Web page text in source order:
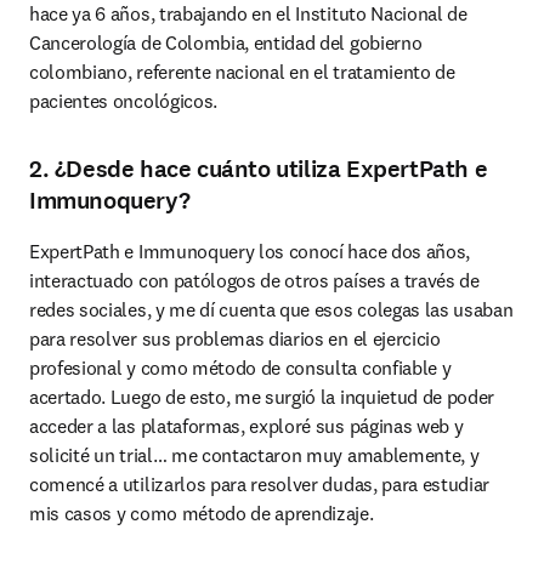
hace ya 6 años, trabajando en el Instituto Nacional de
Cancerología de Colombia, entidad del gobierno
colombiano, referente nacional en el tratamiento de
pacientes oncológicos.
2. ¿Desde hace cuánto utiliza ExpertPath e
Immunoquery?
ExpertPath e Immunoquery los conocí hace dos años,
interactuado con patólogos de otros países a través de
redes sociales, y me dí cuenta que esos colegas las usaban
para resolver sus problemas diarios en el ejercicio
profesional y como método de consulta confiable y
acertado. Luego de esto, me surgió la inquietud de poder
acceder a las plataformas, exploré sus páginas web y
solicité un trial… me contactaron muy amablemente, y
comencé a utilizarlos para resolver dudas, para estudiar
mis casos y como método de aprendizaje.